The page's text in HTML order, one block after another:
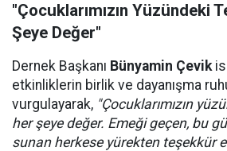
"Çocuklarımızın Yüzündeki
Şeye Değer"
Dernek Başkanı Bünyamin Çevik
etkinliklerin birlik ve dayanışma
vurgulayarak, "Çocuklarımızın
her şeye değer. Emeği geçen, bu
sunan herkese yürekten teşekkür